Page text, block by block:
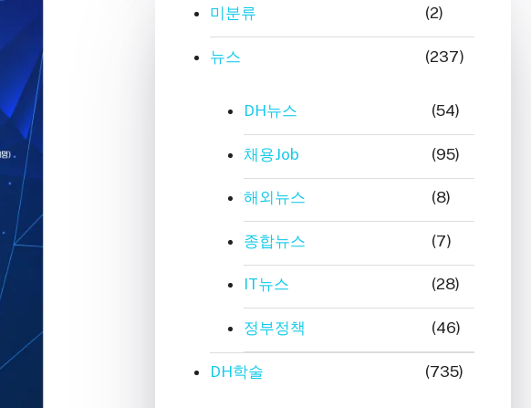
미분류 (2)
뉴스 (237)
DH뉴스 (54)
채용Job (95)
해외뉴스 (8)
종합뉴스 (7)
IT뉴스 (28)
정부정책 (46)
DH학술 (735)